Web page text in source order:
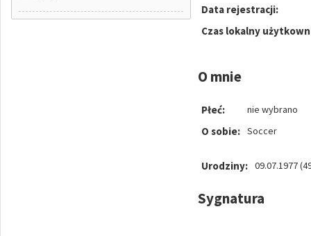
Data rejestracji:
Czas lokalny
O mnie
Płeć: nie wybrano
O sobie: Soccer
Urodziny: 09.07.1977
Sygnatura